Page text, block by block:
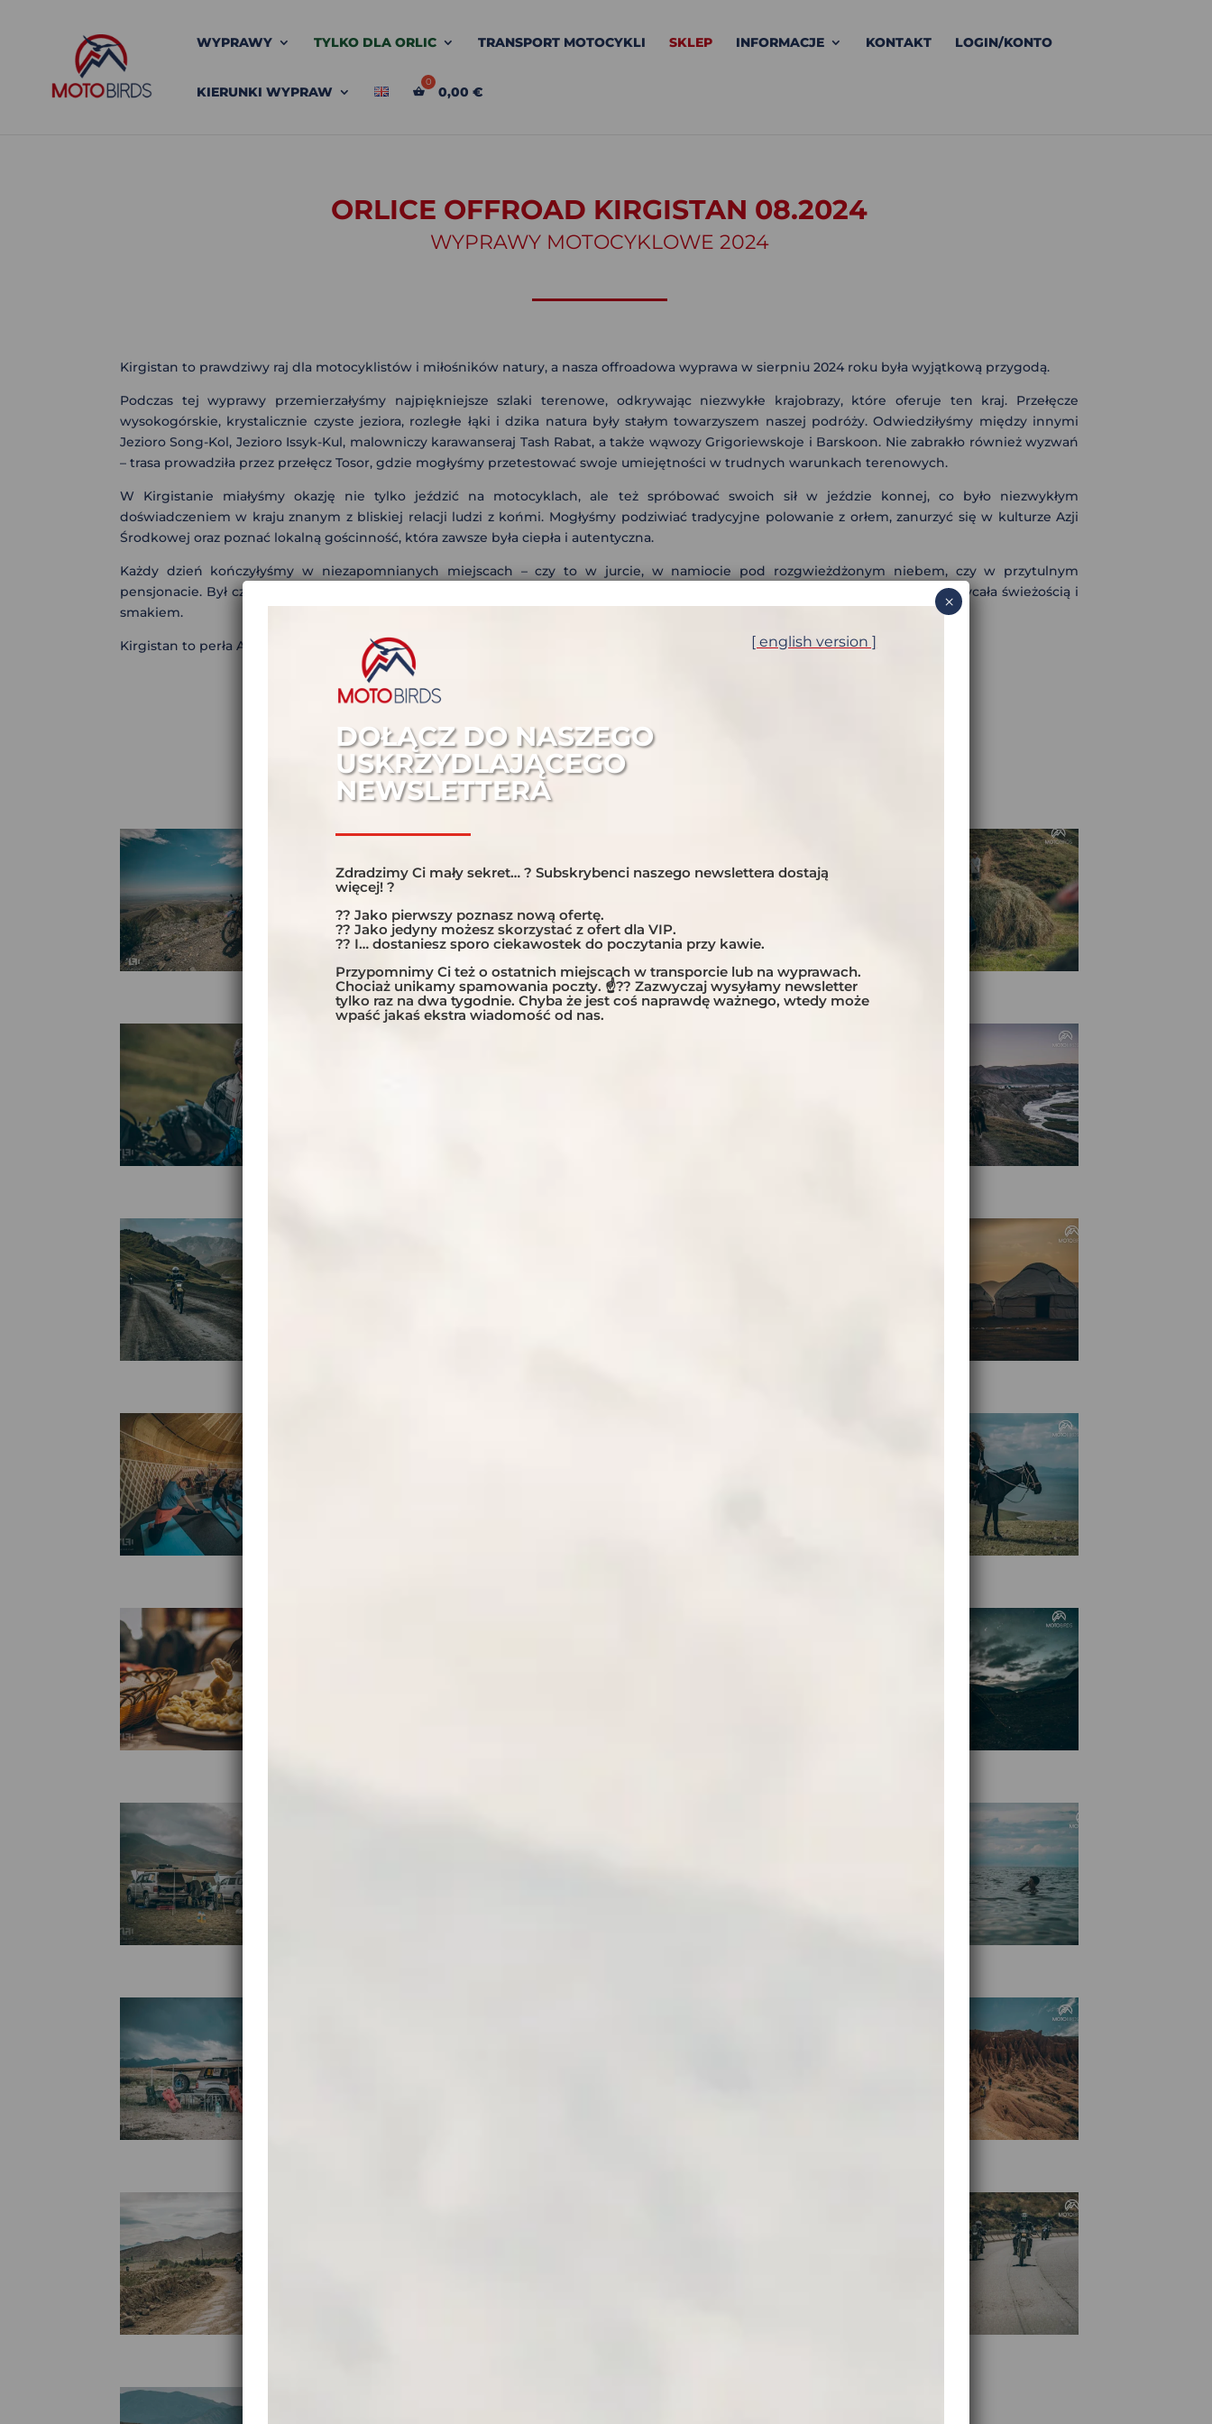
WYPRAWY TYLKO DLA ORLIC TRANSPORT MOTOCYKLI SKLEP INFORMACJE KONTAKT LOGIN/KONTO
KIERUNKI WYPRAW 0,00 €
ORLICE OFFROAD KIRGISTAN 08.2024
WYPRAWY MOTOCYKLOWE 2024
Kirgistan to prawdziwy raj dla motocyklistów i miłośników natury, a nasza offroadowa wyprawa w sierpniu 2024 roku była wyjątkową przygodą.
Podczas tej wyprawy przemierzałyśmy najpiękniejsze szlaki terenowe, odkrywając niezwykłe krajobrazy, które oferuje ten kraj. Przełęcze
wysokogórskie, krystalicznie czyste jeziora, rozległe łąki i dzika natura były stałym towarzyszem naszej podróży. Odwiedziłyśmy między innymi
Jezioro Song-Kol, Jezioro Issyk-Kul, malowniczy karawanseraj Tash Rabat, a także wąwozy Grigoriewskoje i Barskoon. Nie zabrakło również wyzwań
– trasa prowadziła przez przełęcz Tosor, gdzie mogłyśmy przetestować swoje umiejętności w trudnych warunkach terenowych.
W Kirgistanie miałyśmy okazję nie tylko jeździć na motocyklach, ale też spróbować swoich sił w jeździe konnej, co było niezwykłym
doświadczeniem w kraju znanym z bliskiej relacji ludzi z końmi. Mogłyśmy podziwiać tradycyjne polowanie z orłem, zanurzyć się w kulturze Azji
Środkowej oraz poznać lokalną gościnność, która zawsze była ciepła i autentyczna.
Każdy dzień kończyłyśmy w niezapomnianych miejscach – czy to w jurcie, w namiocie pod rozgwieżdżonym niebem, czy w przytulnym
pensjonacie. Był czas na relaks przy ognisku, wspólną jogę, kąpiele w jeziorach i delektowanie się lokalną kuchnią, która zachwycała świeżością i
smakiem.
Kirgistan to perła Azji Środkowej, a nasza wyprawa była doskonałą okazją do poznania jego niezwykłego piękna i dzikiej natury.
GALERIA
DOŁĄCZ DO NASZEGO
USKRZYDLAJĄCEGO
NEWSLETTERA
[ english version ]
Zdradzimy Ci mały sekret… ? Subskrybenci naszego newslettera dostają
więcej! ?
?? Jako pierwszy poznasz nową ofertę.
?? Jako jedyny możesz skorzystać z ofert dla VIP.
?? I… dostaniesz sporo ciekawostek do poczytania przy kawie.
Przypomnimy Ci też o ostatnich miejscach w transporcie lub na wyprawach.
Chociaż unikamy spamowania poczty. ☝?? Zazwyczaj wysyłamy newsletter
tylko raz na dwa tygodnie. Chyba że jest coś naprawdę ważnego, wtedy może
wpaść jakaś ekstra wiadomość od nas.
×